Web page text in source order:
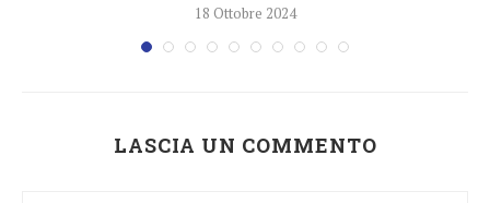
18 Ottobre 2024
LASCIA UN COMMENTO